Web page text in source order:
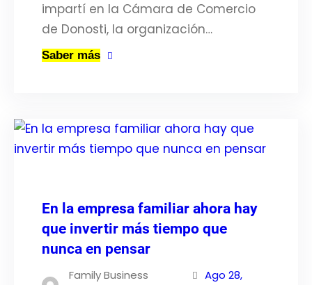
impartí en la Cámara de Comercio
de Donosti, la organización…
Saber más
En la empresa familiar ahora hay
que invertir más tiempo que
nunca en pensar
Family Business
Ago 28,